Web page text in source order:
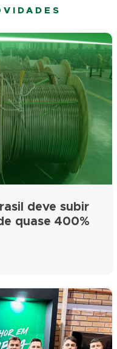
deve subir
quase 400%